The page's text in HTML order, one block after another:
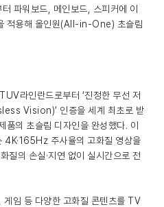
파워보드, 메인보드, 스피커에 이
적용해 올인원(All-in-One) 초슬림
라인란드로부터 ‘진정한 무선 저
Vision)’ 인증을 세계 최초로 받
품의 초슬림 디자인을 완성했다. 이
4K·165Hz 주사율의 고화질 영상을
질의 손실·지연 없이 실시간으로 전
게임 등 다양한 고화질 콘텐츠를 TV